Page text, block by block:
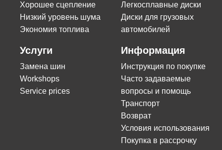
Хорошее сцепление
Низкий уровень шума
Экономия топлива
Легкосплавные диски
Диски для грузовых
автомобилей
Услуги
Замена шин
Workshops
Service prices
Информация
Инструкция по покупке
Часто задаваемые
вопросы и помощь
Транспорт
Возврат
Условия использования
Покупка в рассрочку